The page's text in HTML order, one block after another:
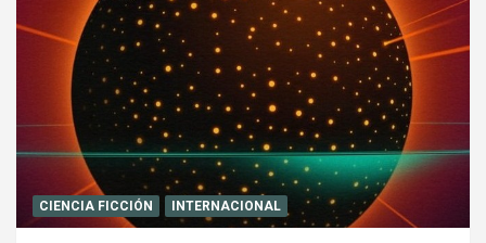
CIENCIA FICCIÓN INTERNACIONAL